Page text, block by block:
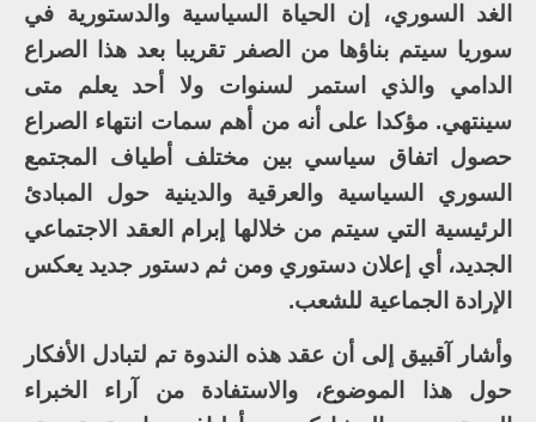
الغد السوري، إن الحياة السياسية والدستورية في
سوريا سيتم بناؤها من الصفر تقريبا بعد هذا الصراع
الدامي والذي استمر لسنوات ولا أحد يعلم متى
سينتهي. مؤكدا على أنه من أهم سمات انتهاء الصراع
حصول اتفاق سياسي بين مختلف أطياف المجتمع
السوري السياسية والعرقية والدينية حول المبادئ
الرئيسية التي سيتم من خلالها إبرام العقد الاجتماعي
الجديد، أي إعلان دستوري ومن ثم دستور جديد يعكس
الإرادة الجماعية للشعب.
وأشار آقبيق إلى أن عقد هذه الندوة تم لتبادل الأفكار
حول هذا الموضوع، والاستفادة من آراء الخبراء